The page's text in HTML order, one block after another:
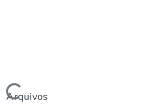
Arquivos